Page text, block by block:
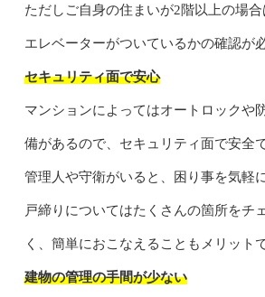
ただしご自身の住まいが2階以上の場
エレベーターがついているかの確認が
セキュリティ面で安心
マンションによってはオートロックや
備があるので、セキュリティ面で安全で
管理人や守衛がいると、困り事を気軽
戸締りについてはたくさんの箇所をチ
く、簡単におこなえることもメリット
建物の管理の手間が少ない